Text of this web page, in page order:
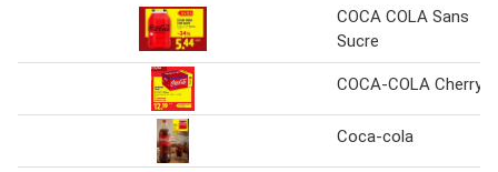
COCA COLA Sans
Sucre
COCA-COLA Cherry
Coca-cola